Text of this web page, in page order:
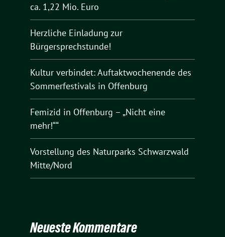
ca. 1,22 Mio. Euro
Herzliche Einladung zur
Bürgersprechstunde!
Kultur verbindet: Auftaktwochenende des
Sommerfestivals in Offenburg
Femizid in Offenburg – „Nicht eine
mehr!““
Vorstellung des Naturparks Schwarzwald
Mitte/Nord
Neueste Kommentare